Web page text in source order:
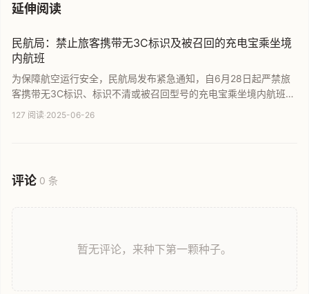
延伸阅读
民航局：禁止旅客携带无3C标识及被召回的充电宝乘坐境
内航班
为保障航空运行安全，民航局发布紧急通知，自6月28日起严禁旅
客携带无3C标识、标识不清或被召回型号的充电宝乘坐境内航班。
鉴于近期锂电池起火事件多发及部分品牌召回，官方进一步加强了
127 阅读·2025-06-26
评论 0 条
暂无评论，来种下第一颗种子。